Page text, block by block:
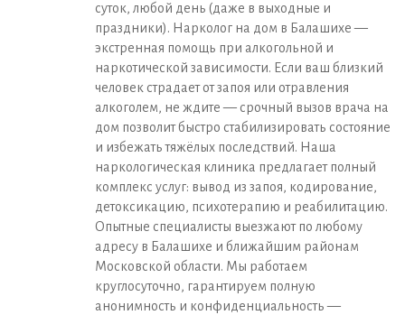
суток, любой день (даже в выходные и
праздники). Нарколог на дом в Балашихе —
экстренная помощь при алкогольной и
наркотической зависимости. Если ваш близкий
человек страдает от запоя или отравления
алкоголем, не ждите — срочный вызов врача на
дом позволит быстро стабилизировать состояние
и избежать тяжёлых последствий. Наша
наркологическая клиника предлагает полный
комплекс услуг: вывод из запоя, кодирование,
детоксикацию, психотерапию и реабилитацию.
Опытные специалисты выезжают по любому
адресу в Балашихе и ближайшим районам
Московской области. Мы работаем
круглосуточно, гарантируем полную
анонимность и конфиденциальность —